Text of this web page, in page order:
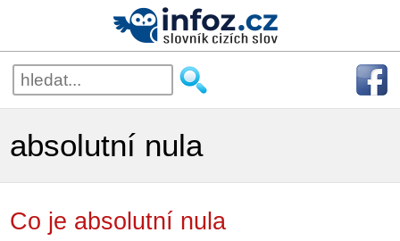
absolutní nula
Co je absolutní nula